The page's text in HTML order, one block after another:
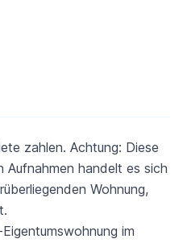
zahlen. Achtung: Diese
Aufnahmen handelt es sich
Wohnung,
im